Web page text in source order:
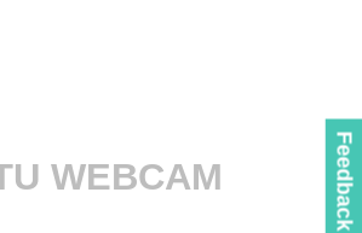
WEBCAM Feedback